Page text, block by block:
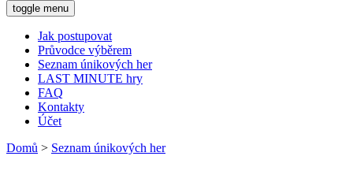
toggle menu
Jak postupovat
Průvodce výběrem
Seznam únikových her
LAST MINUTE hry
FAQ
Kontakty
Účet
Domů > Seznam únikových her